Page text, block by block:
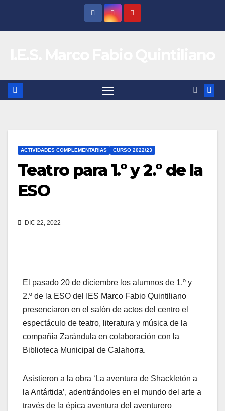
ACTIVIDADES COMPLEMENTARIAS CURSO 2022/23
Teatro para 1.º y 2.º de la
ESO
DIC 22, 2022
El pasado 20 de diciembre los alumnos de 1.º y
2.º de la ESO del IES Marco Fabio Quintiliano
presenciaron en el salón de actos del centro el
espectáculo de teatro, literatura y música de la
compañía Zarándula en colaboración con la
Biblioteca Municipal de Calahorra.
Asistieron a la obra ‘La aventura de Shackletón a
la Antártida’, adentrándoles en el mundo del arte a
través de la épica aventura del aventurero